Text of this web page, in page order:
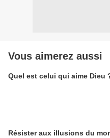
Vous aimerez aussi
Quel est celui qui aime Dieu
Résister aux illusions du